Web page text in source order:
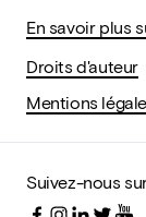
En savoir plus
Droits d'auteur
Mentions
Suivez-nous